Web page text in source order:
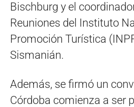
Bischburg y el
Reuniones del Instituto
Promoción Turística (
Sismanián.
Además, se firmó un
Córdoba comienza a ser